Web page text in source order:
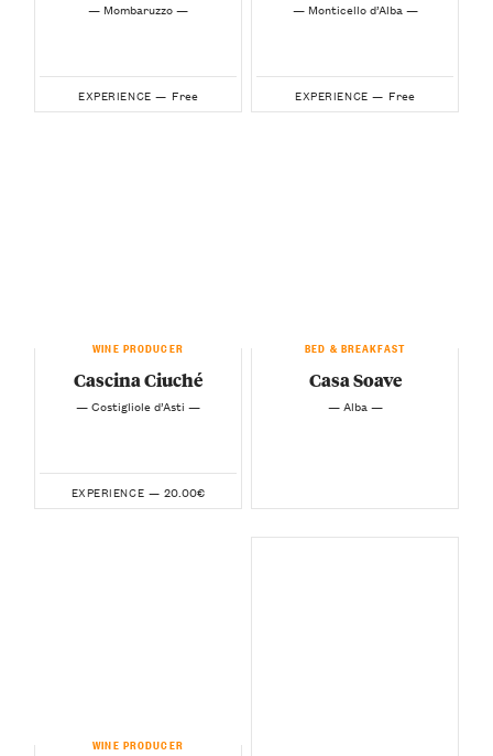
— Mombaruzzo —
EXPERIENCE — Free
— Monticello d’Alba —
EXPERIENCE — Free
WINE PRODUCER
Cascina Ciuché
— Costigliole d’Asti —
EXPERIENCE — 20.00€
BED & BREAKFAST
Casa Soave
— Alba —
WINE PRODUCER